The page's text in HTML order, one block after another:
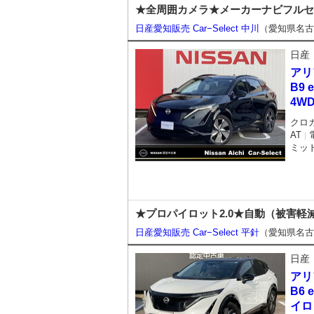
★全周囲カメラ★メーカーナビフル
日産愛知販売 Car−Select 中川 （愛知県名
日産
ア
B9
クロ
AT ｜
ミッ
★プロパイロット2.0★自動（被害
日産愛知販売 Car−Select 平針 （愛知県名
日産
ア
B6
イ